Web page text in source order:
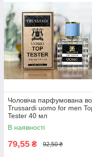
Чоловіча парфумована
Trussardi uomo for men
Tester 40 мл
В наявності
79,55 ₴ 92,50 ₴